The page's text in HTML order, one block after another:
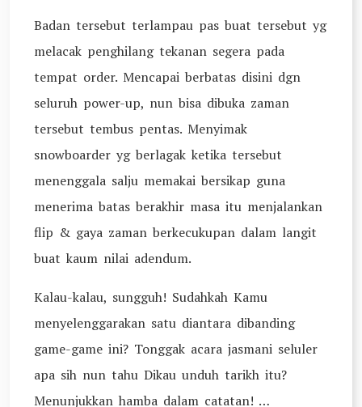
Badan tersebut terlampau pas buat tersebut yg
melacak penghilang tekanan segera pada
tempat order. Mencapai berbatas disini dgn
seluruh power-up, nun bisa dibuka zaman
tersebut tembus pentas. Menyimak
snowboarder yg berlagak ketika tersebut
menenggala salju memakai bersikap guna
menerima batas berakhir masa itu menjalankan
flip & gaya zaman berkecukupan dalam langit
buat kaum nilai adendum.
Kalau-kalau, sungguh! Sudahkah Kamu
menyelenggarakan satu diantara dibanding
game-game ini? Tonggak acara jasmani seluler
apa sih nun tahu Dikau unduh tarikh itu?
Menunjukkan hamba dalam catatan! …